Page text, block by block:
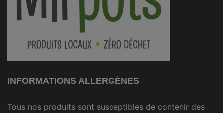
INFORMATIONS ALLERGÈNES
Tous nos produits sont susceptibles de contenir des